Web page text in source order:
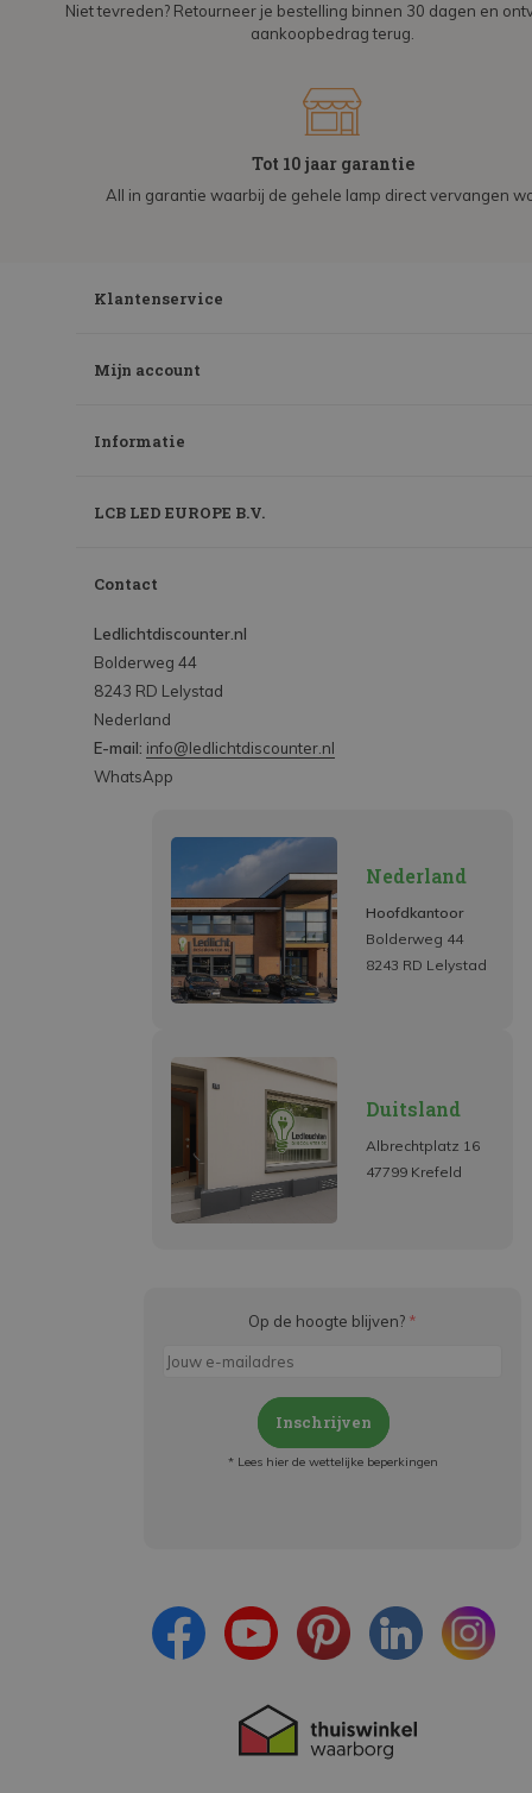
Niet tevreden? Retourneer je bestelling binnen 30 dagen en
aankoopbedrag terug.
Tot 10 jaar garantie
All in garantie waarbij de gehele lamp direct vervangen
Klantenservice
Mijn account
Informatie
LCB LED EUROPE B.V.
Contact
Ledlichtdiscounter.nl
Bolderweg 44
8243 RD Lelystad
Nederland
E-mail: info@ledlichtdiscounter.nl
WhatsApp
Nederland
Hoofdkantoor
Bolderweg 44
8243 RD Lelystad
Duitsland
Albrechtplatz 16
47799 Krefeld
Op de hoogte blijven? *
Inschrijven
* Lees hier de wettelijke beperkingen